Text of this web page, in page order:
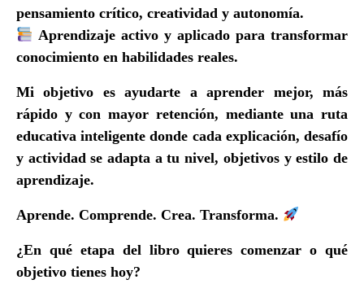
pensamiento crítico, creatividad y autonomía.
Aprendizaje activo y aplicado para transformar
conocimiento en habilidades reales.
Mi objetivo es ayudarte aaprender mejor, más
rápido y con mayor retención, mediante una ruta
educativa inteligente donde cada explicación, desafío
y actividad se adapta a tu nivel, objetivos y estilo de
aprendizaje.
Aprende. Comprende. Crea. Transforma.
¿En qué etapa del libro quieres comenzar o qué
objetivo tienes hoy?